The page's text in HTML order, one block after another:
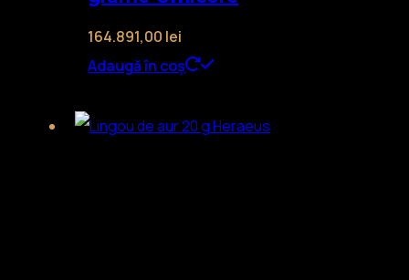
164.891,00 lei
Adaugă în coș